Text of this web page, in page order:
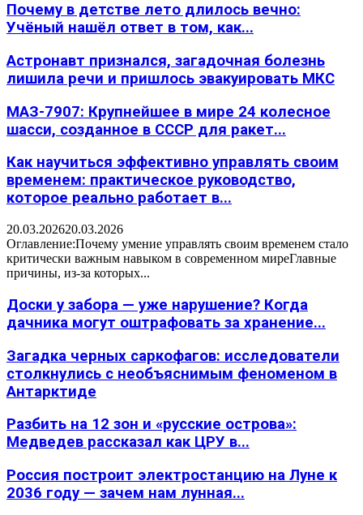
Почему в детстве лето длилось вечно:
Учёный нашёл ответ в том, как...
Астронавт признался, загадочная болезнь
лишила речи и пришлось эвакуировать МКС
МАЗ-7907: Крупнейшее в мире 24 колесное
шасси, созданное в СССР для ракет...
Как научиться эффективно управлять своим
временем: практическое руководство,
которое реально работает в...
20.03.202620.03.2026
Оглавление:Почему умение управлять своим временем стало
критически важным навыком в современном миреГлавные
причины, из-за которых...
Доски у забора — уже нарушение? Когда
дачника могут оштрафовать за хранение...
Загадка черных саркофагов: исследователи
столкнулись с необъяснимым феноменом в
Антарктиде
Разбить на 12 зон и «русские острова»:
Медведев рассказал как ЦРУ в...
Россия построит электростанцию на Луне к
2036 году — зачем нам лунная...